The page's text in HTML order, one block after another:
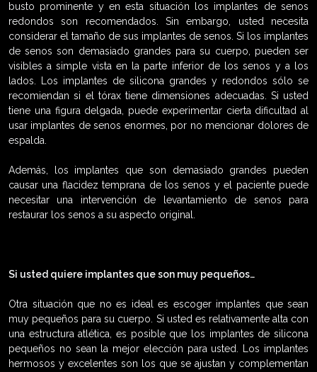
busto prominente y en esta situación los implantes de senos
redondos son recomendados. Sin embargo, usted necesita
considerar el tamaño de sus implantes de senos. Si los implantes
de senos son demasiado grandes para su cuerpo, pueden ser
visibles a simple vista en la parte inferior de los senos y a los
lados. Los implantes de silicona grandes y redondos sólo se
recomiendan si el tórax tiene dimensiones adecuadas. Si usted
tiene una figura delgada, puede experimentar cierta dificultad al
usar implantes de senos enormes, por no mencionar dolores de
espalda.
Además, los implantes que son demasiado grandes pueden
causar una flacidez temprana de los senos y el paciente puede
necesitar una intervención de levantamiento de senos para
restaurar los senos a su aspecto original.
Si usted quiere implantes que son muy pequeños…
Otra situación que no es ideal es escoger implantes que sean
muy pequeños para su cuerpo. Si usted es relativamente alta con
una estructura atlética, es posible que los implantes de silicona
pequeños no sean la mejor elección para usted. Los implantes
hermosos y excelentes son los que se ajustan y complementan